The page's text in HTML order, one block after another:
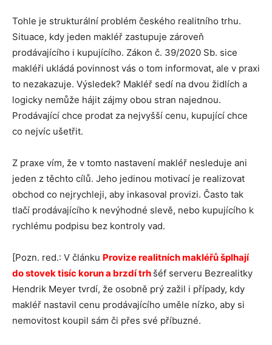
Tohle je strukturální problém českého realitního trhu.
Situace, kdy jeden makléř zastupuje zároveň
prodávajícího i kupujícího. Zákon č. 39/2020 Sb. sice
makléři ukládá povinnost vás o tom informovat, ale v praxi
to nezakazuje. Výsledek? Makléř sedí na dvou židlích a
logicky nemůže hájit zájmy obou stran najednou.
Prodávající chce prodat za nejvyšší cenu, kupující chce
co nejvíc ušetřit.
Z praxe vím, že v tomto nastavení makléř nesleduje ani
jeden z těchto cílů. Jeho jedinou motivací je realizovat
obchod co nejrychleji, aby inkasoval provizi. Často tak
tlačí prodávajícího k nevýhodné slevě, nebo kupujícího k
rychlému podpisu bez kontroly vad.
[Pozn. red.: V článku Provize realitních makléřů šplhají
do stovek tisíc korun a brzdí trh šéf serveru Bezrealitky
Hendrik Meyer tvrdí, že osobně prý zažil i případy, kdy
makléř nastavil cenu prodávajícího uměle nízko, aby si
nemovitost koupil sám či přes své příbuzné.